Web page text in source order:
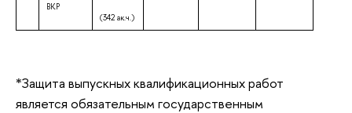
ВКР
(342 ак.ч.)
*Защита выпускных квалификационных работ
является обязательным государственным